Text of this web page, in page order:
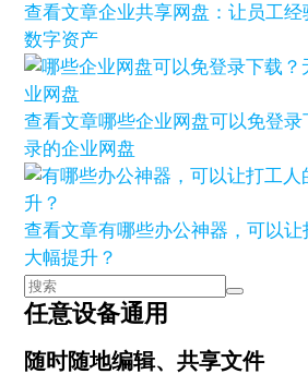
查看文章企业共享网盘：让员工经
数字资产
查看文章哪些企业网盘可以免登
录的企业网盘
查看文章有哪些办公神器，可以
大幅提升？
任意设备通用
随时随地编辑、共享文件